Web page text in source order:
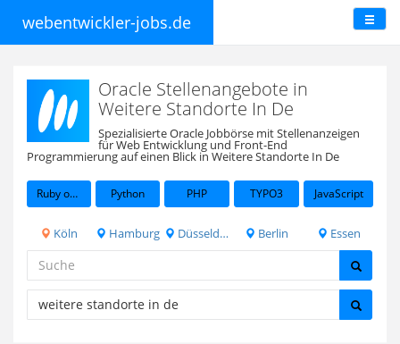
webentwickler-jobs.de
Oracle Stellenangebote in
Weitere Standorte In De
Spezialisierte Oracle Jobbörse mit Stellenanzeigen
für Web Entwicklung und Front-End
Programmierung auf einen Blick in Weitere Standorte In De
Ruby on Rails Python PHP TYPO3 JavaScript
Köln Hamburg Düsseldorf Berlin Essen